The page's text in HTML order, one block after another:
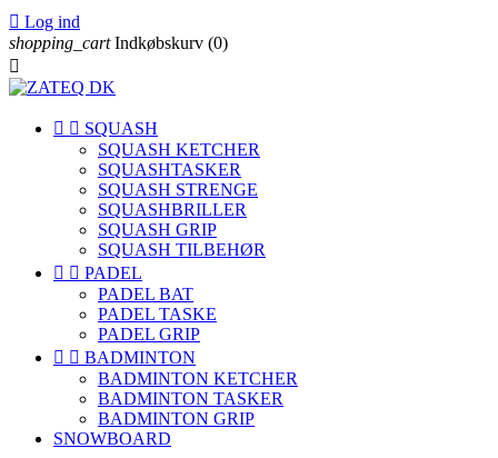
 Log ind
shopping_cart Indkøbskurv (0)

  SQUASH
SQUASH KETCHER
SQUASHTASKER
SQUASH STRENGE
SQUASHBRILLER
SQUASH GRIP
SQUASH TILBEHØR
  PADEL
PADEL BAT
PADEL TASKE
PADEL GRIP
  BADMINTON
BADMINTON KETCHER
BADMINTON TASKER
BADMINTON GRIP
SNOWBOARD